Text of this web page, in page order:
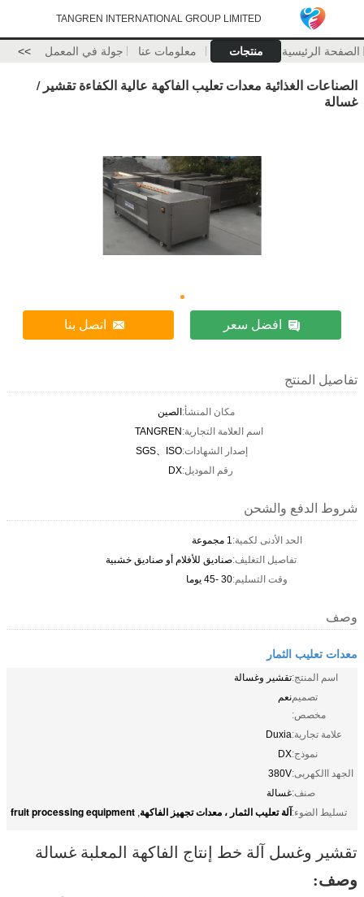
TANGREN INTERNATIONAL GROUP LIMITED
الصفحة الرئيسية منتجات معلومات عنا جولة في المعمل >>
الصناعات الغذائية معدات تعليب الفاكهة عالية الكفاءة تقشير /
غسالة
افضل سعر اتصل بنا
تفاصيل المنتج
مكان المنشأ:الصين
اسم العلامة التجارية:TANGREN
إصدار الشهادات:SGS、ISO
رقم الموديل:DX
شروط الدفع والشحن
الحد الأدنى لكمية:1 مجموعة
تفاصيل التغليف:صناديق للأفلام أو صناديق خشبية
وقت التسليم:30 -45 يوما
وصف
معدات تعليب الثمار
اسم المنتج:تقشير وغسالة
تصميم
مخصص:
نعم
علامة تجارية:Duxia
نموذج:DX
الجهد االكهربى:380V
صنف:غسالة
تسليط الضوء:آلة تعليب الثمار ، معدات تجهيز الفاكهة,
fruit processing equipment
تقشير وغسل آلة خط إنتاج الفاكهة المعلبة غسالة
وصف: